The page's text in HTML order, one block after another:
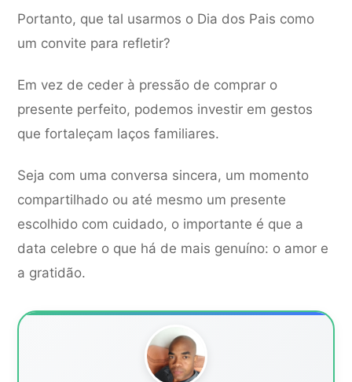
Portanto, que tal usarmos o Dia dos Pais como
um convite para refletir?
Em vez de ceder à pressão de comprar o
presente perfeito, podemos investir em gestos
que fortaleçam laços familiares.
Seja com uma conversa sincera, um momento
compartilhado ou até mesmo um presente
escolhido com cuidado, o importante é que a
data celebre o que há de mais genuíno: o amor e
a gratidão.